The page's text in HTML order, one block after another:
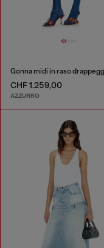
CHF 1.259,00
AZZURRO